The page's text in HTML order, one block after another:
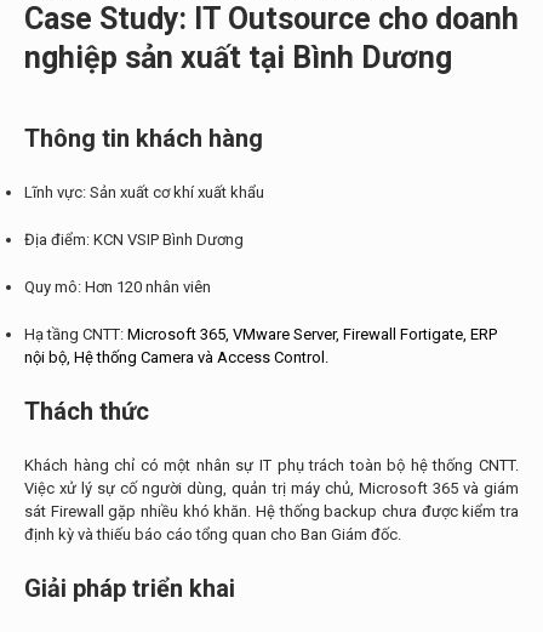
Case Study: IT Outsource cho doanh
nghiệp sản xuất tại Bình Dương
Thông tin khách hàng
Lĩnh vực: Sản xuất cơ khí xuất khẩu
Địa điểm: KCN VSIP Bình Dương
Quy mô: Hơn 120 nhân viên
Hạ tầng CNTT: Microsoft 365, VMware Server, Firewall Fortigate, ERP
nội bộ, Hệ thống Camera và Access Control.
Thách thức
Khách hàng chỉ có một nhân sự IT phụ trách toàn bộ hệ thống CNTT.
Việc xử lý sự cố người dùng, quản trị máy chủ, Microsoft 365 và giám
sát Firewall gặp nhiều khó khăn. Hệ thống backup chưa được kiểm tra
định kỳ và thiếu báo cáo tổng quan cho Ban Giám đốc.
Giải pháp triển khai